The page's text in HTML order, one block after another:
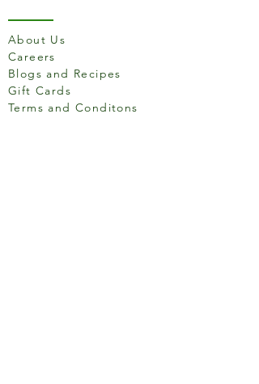
About Us
Careers
Blogs and Recipes
Gift Cards
Terms and Conditons